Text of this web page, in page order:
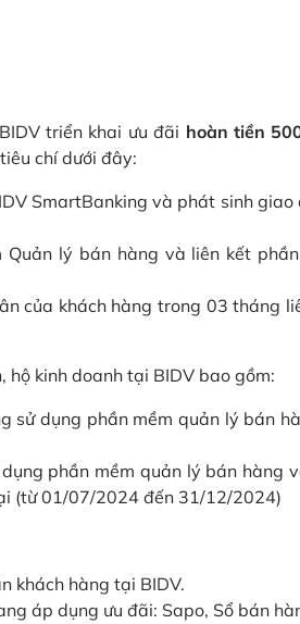
triển khai ưu đãi hoàn tiền
chí dưới đây:
SmartBanking và phát sinh
Quản lý bán hàng và liên kết
của khách hàng trong 03 tháng
hộ kinh doanh tại BIDV bao gồm:
sử dụng phần mềm quản lý bán
phần mềm quản lý bán hàng
(từ 01/07/2024 đến 31/12/2024)
khách hàng tại BIDV.
áp dụng ưu đãi: Sapo, Sổ bán